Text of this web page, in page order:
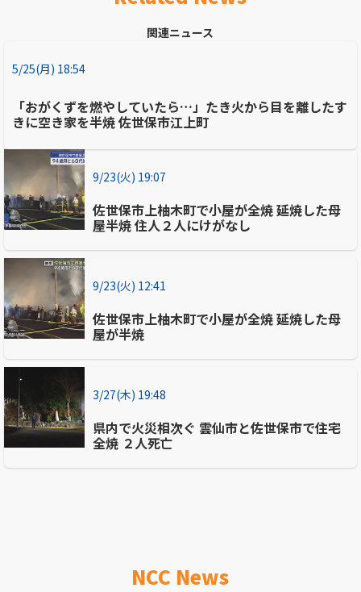
関連ニュース
5/25(月) 18:54
「おがくずを燃やしていたら…」たき火から目を離したす
きに空き家を半焼 佐世保市江上町
9/23(火) 19:07
佐世保市上柚木町で小屋が全焼 延焼した母
屋半焼 住人２人にけがなし
9/23(火) 12:41
佐世保市上柚木町で小屋が全焼 延焼した母
屋が半焼
3/27(木) 19:48
県内で火災相次ぐ 雲仙市と佐世保市で住宅
全焼 ２人死亡
NCC News